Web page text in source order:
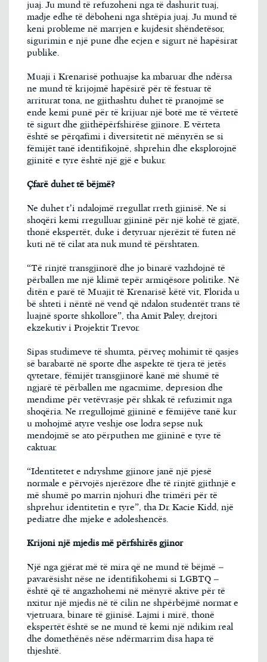
juaj. Ju mund të refuzoheni nga të dashurit tuaj,
madje edhe të dëboheni nga shtëpia juaj. Ju mund të
keni probleme në marrjen e kujdesit shëndetësor,
sigurimin e një pune dhe ecjen e sigurt në hapësirat
publike.
Muaji i Krenarisë pothuajse ka mbaruar dhe ndërsa
ne mund të krijojmë hapësirë ​​për të festuar të
arriturat tona, ne gjithashtu duhet të pranojmë se
ende kemi punë për të krijuar një botë me të vërtetë
të sigurt dhe gjithëpërfshirëse gjinore. E vërteta
është se përqafimi i diversitetit në mënyrën se si
fëmijët tanë identifikojnë, shprehin dhe eksplorojnë
gjinitë e tyre është një gjë e bukur.
Çfarë duhet të bëjmë?
Ne duhet t’i ndalojmë rregullat rreth gjinisë. Ne si
shoqëri kemi rregulluar gjininë për një kohë të gjatë,
thonë ekspertët, duke i detyruar njerëzit të futen në
kuti në të cilat ata nuk mund të përshtaten.
“Të rinjtë transgjinorë dhe jo binarë vazhdojnë të
përballen me një klimë tepër armiqësore politike. Në
ditën e parë të Muajit të Krenarisë këtë vit, Florida u
bë shteti i nëntë në vend që ndalon studentët trans të
luajnë sporte shkollore”, tha Amit Paley, drejtori
ekzekutiv i Projektit Trevor.
Sipas studimeve të shumta, përveç mohimit të qasjes
së barabartë në sporte dhe aspekte të tjera të jetës
qytetare, fëmijët transgjinorë kanë më shumë të
ngjarë të përballen me ngacmime, depresion dhe
mendime për vetëvrasje për shkak të refuzimit nga
shoqëria. Ne rregullojmë gjininë e fëmijëve tanë kur
u mohojmë atyre veshje ose lodra sepse nuk
mendojmë se ato përputhen me gjininë e tyre të
caktuar.
“Identitetet e ndryshme gjinore janë një pjesë
normale e përvojës njerëzore dhe të rinjtë gjithnjë e
më shumë po marrin njohuri dhe trimëri për të
shprehur identitetin e tyre”, tha Dr. Kacie Kidd, një
pediatre dhe mjeke e adoleshencës.
Krijoni një mjedis më përfshirës gjinor
Një nga gjërat më të mira që ne mund të bëjmë –
pavarësisht nëse ne identifikohemi si LGBTQ –
është që të angazhohemi në mënyrë aktive për të
nxitur një mjedis në të cilin ne shpërbëjmë normat e
vjetruara, binare të gjinisë. Lajmi i mirë, thonë
ekspertët është se ne mund të kemi një ndikim real
dhe domethënës nëse ndërmarrim disa hapa të
thjeshtë.